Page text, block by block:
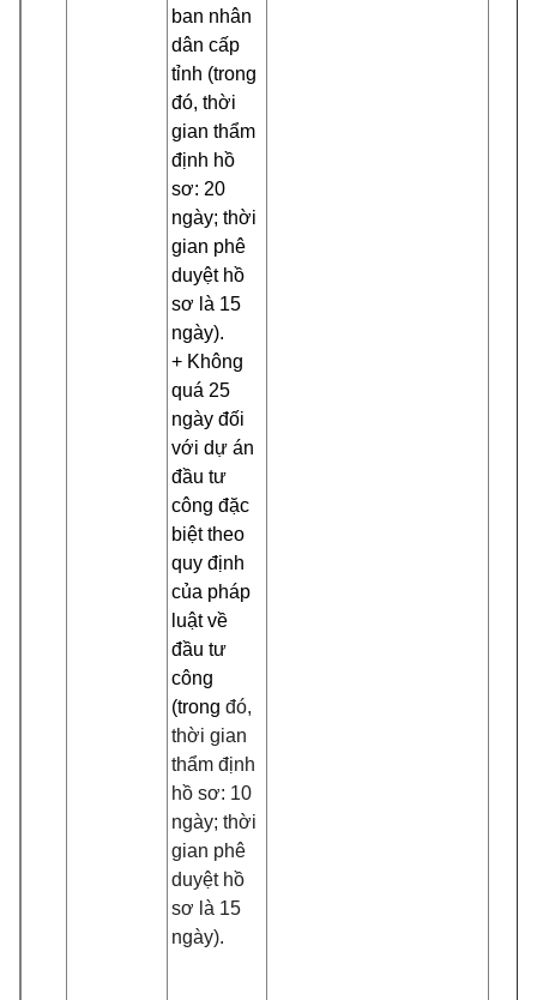
ban nhân
dân cấp
tỉnh (trong
đó, thời
gian thẩm
định hồ
sơ: 20
ngày; thời
gian phê
duyệt hồ
sơ là 15
ngày).
+ Không
quá 25
ngày đối
với dự án
đầu tư
công đặc
biệt theo
quy định
của pháp
luật về
đầu tư
công
(trong đó,
thời gian
thẩm định
hồ sơ: 10
ngày; thời
gian phê
duyệt hồ
sơ là 15
ngày).